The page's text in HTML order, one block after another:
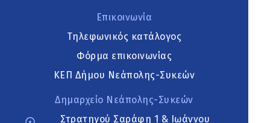
Επικοινωνία
Τηλεφωνικός κατάλογος
Φόρμα επικοινωνίας
ΚΕΠ Δήμου Νεάπολης-Συκεών
Δημαρχείο Νεάπολης-Συκεών
Στρατηγού Σαράφη 1 & Ιωάννου